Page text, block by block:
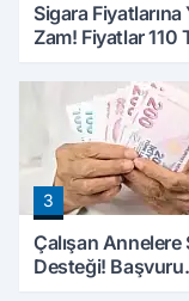
Sigara Fiyatlarına
Zam! Fiyatlar 110
3
Çalışan Annelere
Desteği! Başvuru